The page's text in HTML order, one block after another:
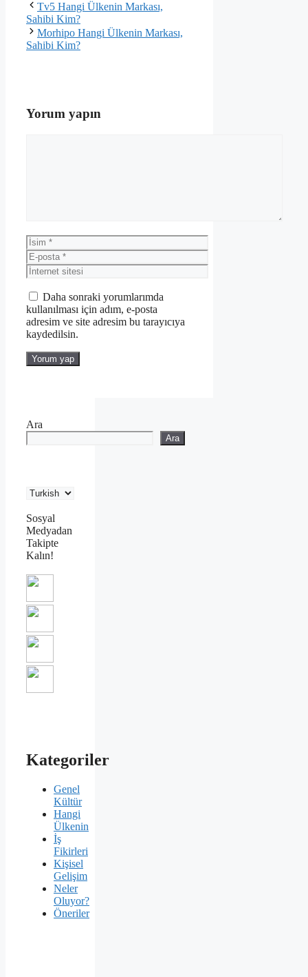
Tv5 Hangi Ülkenin Markası,
Sahibi Kim?
Morhipo Hangi Ülkenin Markası,
Sahibi Kim?
Yorum yapın
İsim
E-
posta
İnternet
sitesi
Daha sonraki yorumlarımda
kullanılması için adım, e-posta
adresim ve site adresim bu tarayıcıya
kaydedilsin.
Ara
Ara
Sosyal
Medyadan
Takipte
Kalın!
Kategoriler
Genel
Kültür
Hangi
Ülkenin
İş
Fikirleri
Kişisel
Gelişim
Neler
Oluyor?
Öneriler